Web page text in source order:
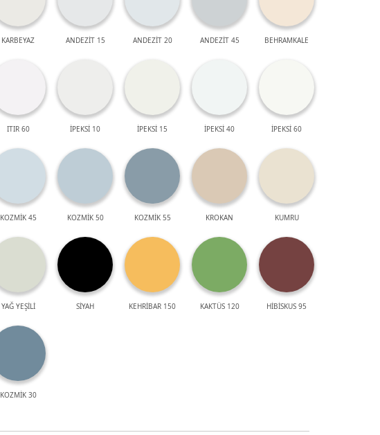
KARBEYAZ ANDEZİT 15 ANDEZİT 20 ANDEZİT 45 BEHRAMKALE
ITIR 60 İPEKSİ 10 İPEKSİ 15 İPEKSİ 40 İPEKSİ 60
KOZMİK 45 KOZMİK 50 KOZMİK 55 KROKAN KUMRU
YAĞ YEŞİLİ SİYAH KEHRİBAR 150 KAKTÜS 120 HİBİSKUS 95
KOZMİK 30